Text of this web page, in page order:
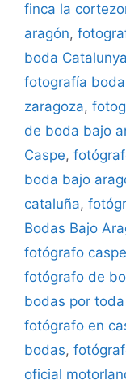
finca la
aragón,
boda Catalunya
fotografía
zaragoza,
de boda bajo
Caspe,
boda bajo
cataluña,
Bodas Bajo
fotógrafo caspe
fotógrafo de
bodas por
fotógrafo en
bodas,
oficial